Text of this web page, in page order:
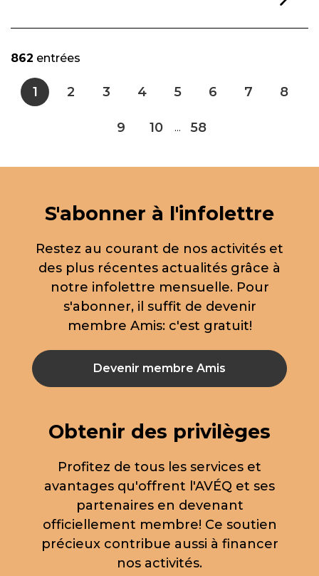
862 entrées
1 2 3 4 5 6 7 8
9 10 ... 58
S'abonner à l'infolettre
Restez au courant de nos activités et
des plus récentes actualités grâce à
notre infolettre mensuelle. Pour
s'abonner, il suffit de devenir
membre Amis: c'est gratuit!
Devenir membre Amis
Obtenir des privilèges
Profitez de tous les services et
avantages qu'offrent l'AVÉQ et ses
partenaires en devenant
officiellement membre! Ce soutien
précieux contribue aussi à financer
nos activités.